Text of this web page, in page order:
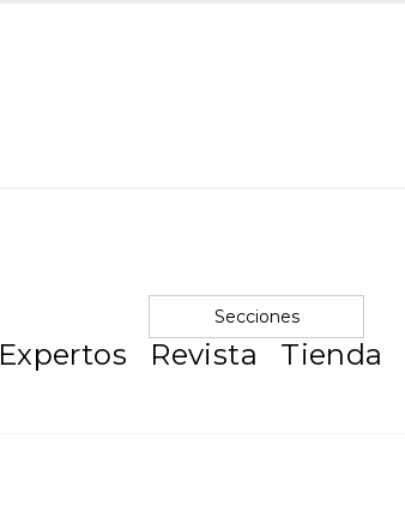
Secciones
Expertos Revista Tienda